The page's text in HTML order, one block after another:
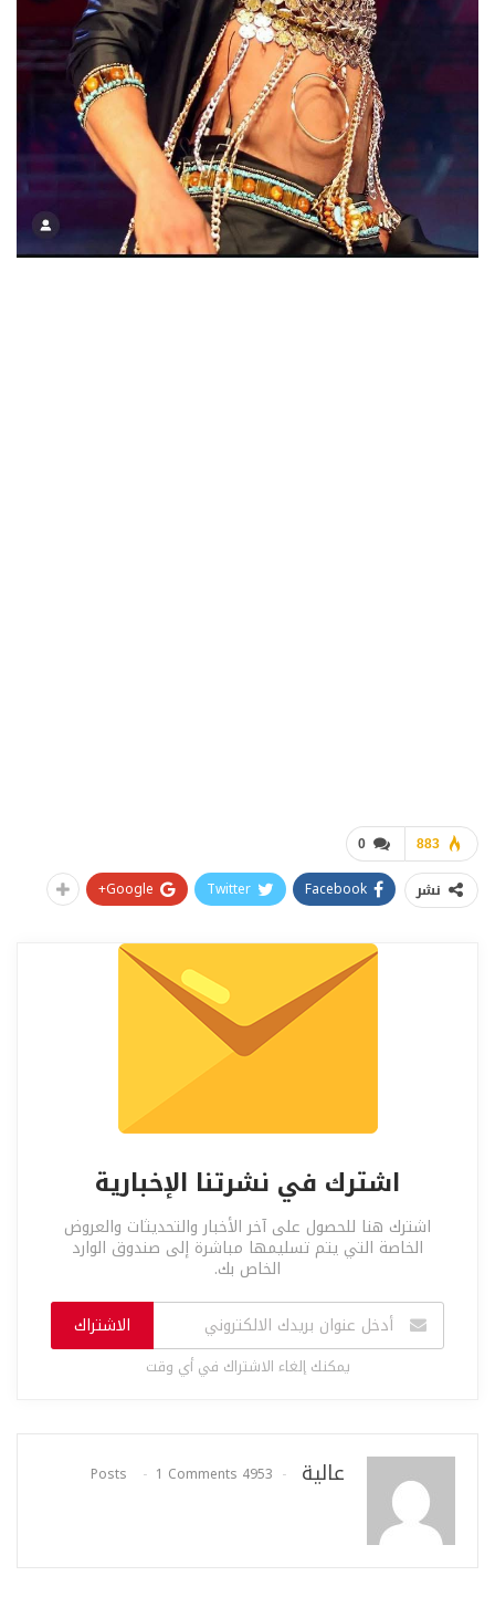
0 883
نشر Facebook
Twitter
Google+
اشترك في نشرتنا الإخبارية
اشترك هنا للحصول على آخر الأخبار والتحديثات والعروض
الخاصة التي يتم تسليمها مباشرة إلى صندوق الوارد
الخاص بك.
الاشتراك
يمكنك إلغاء الاشتراك في أي وقت
عالية 4953 Posts
1 Comments